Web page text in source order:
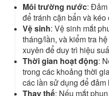
Môi trường nước:
để tránh cặn bẩn và
Vệ sinh: Vệ sinh mắt
tháng/lần, và kiểm tra
xuyên để duy trì hiệu
Thời gian hoạt động:
trong các khoảng thời
các lần sử dụng để
Thay thế: Nếu mắt